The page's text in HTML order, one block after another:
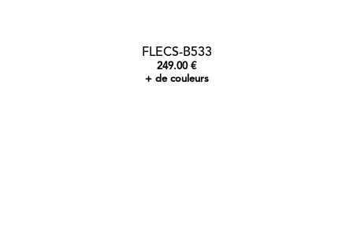
FLECS-B533
249.00 €
+ de couleurs